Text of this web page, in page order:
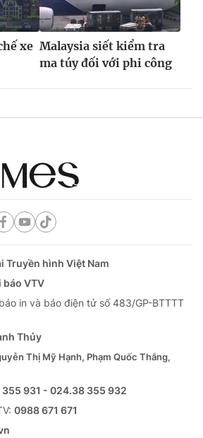
xe Malaysia siết kiểm tra
ma túy đối với phi công
Truyền hình Việt Nam
báo VTV
in và báo điện tử số 483/GP-BTTTT
Thủy
Thị Mỹ Hạnh, Phạm Quốc Thắng,
931 - 024.38 355 932
0988 671 671